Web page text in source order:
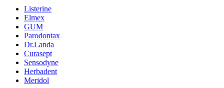
Listerine
Elmex
GUM
Parodontax
Dr.Landa
Curasept
Sensodyne
Herbadent
Meridol